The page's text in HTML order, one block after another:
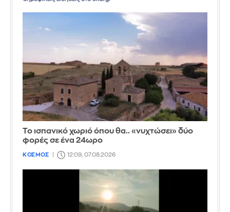
Το ισπανικό χωριό όπου θα.. «νυχτώσει» δύο
φορές σε ένα 24ωρο
ΚΟΣΜΟΣ 12:09, 07.08.2026